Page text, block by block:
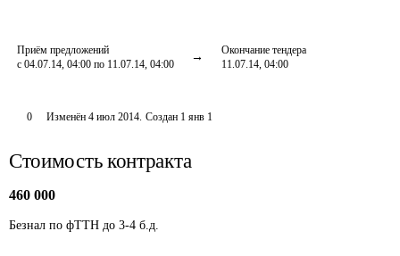
Приём предложений
с 04.07.14, 04:00 по 11.07.14, 04:00
Окончание тендера
11.07.14, 04:00
0 Изменён 4 июл 2014. Создан 1 янв 1
Стоимость контракта
460 000
Безнал по фТТН до 3-4 б.д.